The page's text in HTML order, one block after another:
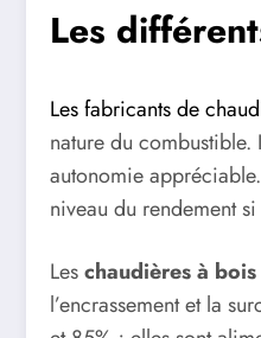
Les
Les fabricants de
nature du combustible.
autonomie
niveau du rendement
Leschaudières à
l’encrassement et la